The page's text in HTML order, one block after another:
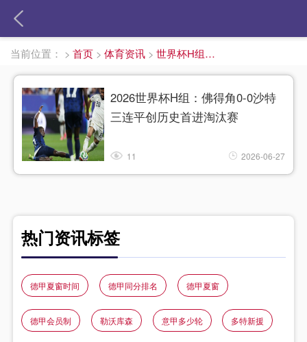
当前位置： > 首页 > 体育资讯 > 世界杯H组积分榜
2026世界杯H组：佛得角0-0沙特
三连平创历史首进淘汰赛
11 2026-06-27
热门资讯标签
德甲夏窗时间 德甲同分排名 德甲夏窗
德甲会员制 勒沃库森 意甲多少轮 多特新援